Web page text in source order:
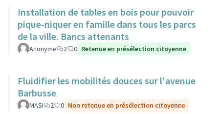
Installation de tables en bois pour pouvoir
pique-niquer en famille dans tous les parcs
de la ville. Bancs attenants
Anonyme 2 0 Retenue en présélection citoyenne
Fluidifier les mobilités douces sur l'avenue
Barbusse
MASI 2 0 Non retenue en présélection citoyenne